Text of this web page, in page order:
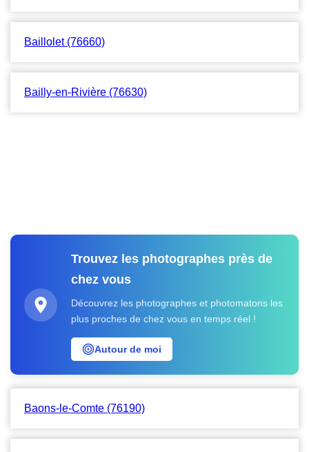
Baillolet (76660)
Bailly-en-Rivière (76630)
Trouvez les photographes près de
chez vous
Découvrez les photographes et photomatons les
plus proches de chez vous en temps réel !
Autour de moi
Baons-le-Comte (76190)